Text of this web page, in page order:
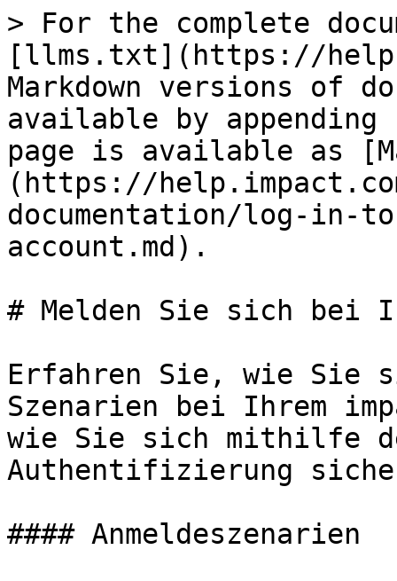
> For the complete
[llms.txt](https://
Markdown versions of
available by
page is available as
(https://
documentation/log-in-
account.md).
# Melden Sie sich bei
Erfahren Sie, wie Sie
Szenarien bei Ihrem
wie Sie sich mithilfe
Authentifizierung
#### Anmeldeszenarien